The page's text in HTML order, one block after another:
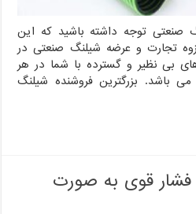
صنعتی توجه داشته باشید که این
تجارت و عرضه شیلنگ صنعتی در
بی نظیر و گسترده با شما در هر
باشد. بزرگترین فروشنده شیلنگ
قوی به صورت